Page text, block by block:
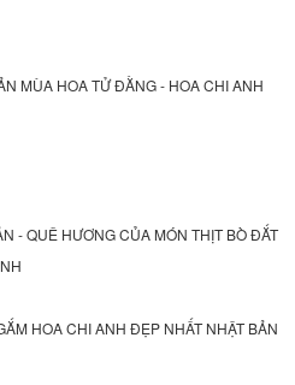
MÙA HOA TỬ ĐẰNG - HOA CHI ANH
- QUÊ HƯƠNG CỦA MÓN THỊT BÒ ĐẮT
HOA CHI ANH ĐẸP NHẤT NHẬT BẢN